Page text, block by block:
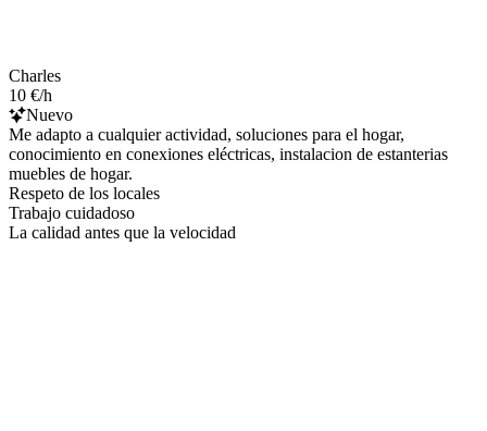
Charles
10 €/h
Nuevo
Me adapto a cualquier actividad, soluciones para el hogar,
conocimiento en conexiones eléctricas, instalacion de estanterias
muebles de hogar.
Respeto de los locales
Trabajo cuidadoso
La calidad antes que la velocidad